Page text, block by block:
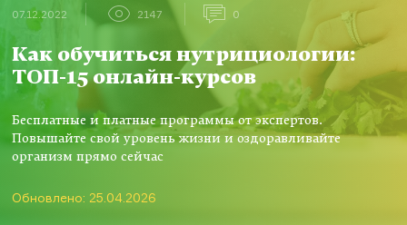
07.12.2022 2147 0
Как обучиться нутрициологии:
ТОП-15 онлайн-курсов
Бесплатные и платные программы от экспертов.
Повышайте свой уровень жизни и оздоравливайте
организм прямо сейчас
Обновлено: 25.04.2026